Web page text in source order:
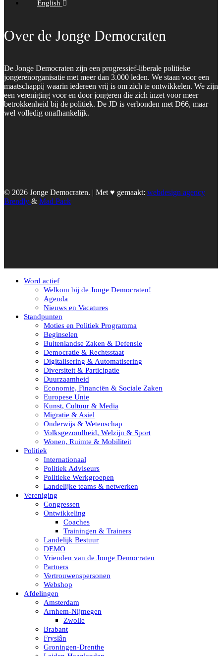
English
Over de Jonge Democraten
De Jonge Democraten zijn een progressief-liberale politieke
jongerenorganisatie met meer dan 3.000 leden. We staan voor een
maatschappij waarin iedereen vrij is om zich te ontwikkelen. We zijn
een vereniging voor en door jongeren die zich inzet voor meer
betrokkenheid bij de politiek. De JD is verbonden met D66, maar
wel volledig onafhankelijk.
© 2026 Jonge Democraten. | Met ♥︎ gemaakt: webdesign agency
Brendly & Mad Pack
Word actief
Welkom bij de Jonge Democraten!
Agenda
Nieuws en Vacatures
Standpunten
Moties en Politiek Programma
Beginselen
Buitenlandse Zaken & Defensie
Democratie & Rechtsstaat
Digitalisering & Automatisering
Diversiteit & Participatie
Duurzaamheid
Economie, Financiën & Sociale Zaken
Europese Unie
Kunst, Cultuur & Media
Migratie & Asiel
Onderwijs & Wetenschap
Volksgezondheid, Welzijn & Sport
Wonen, Ruimte & Mobiliteit
Politiek
Internationaal
Politiek Adviseurs
Politieke Werkgroepen
Landelijke teams & netwerken
Vereniging
Congressen
Ontwikkeling
Coaches
Trainingen & Trainers
Landelijk Bestuur
DEMO
Vrienden van de Jonge Democraten
Partners
Vertrouwenspersonen
Webshop
Afdelingen
Amsterdam
Arnhem-Nijmegen
Zwolle
Brabant
Fryslân
Groningen-Drenthe